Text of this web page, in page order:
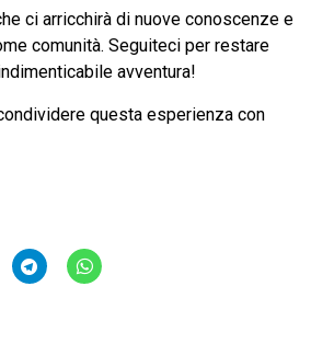
ci arricchirà di nuove conoscenze e
comunità. Seguiteci per restare
avventura!
questa esperienza con